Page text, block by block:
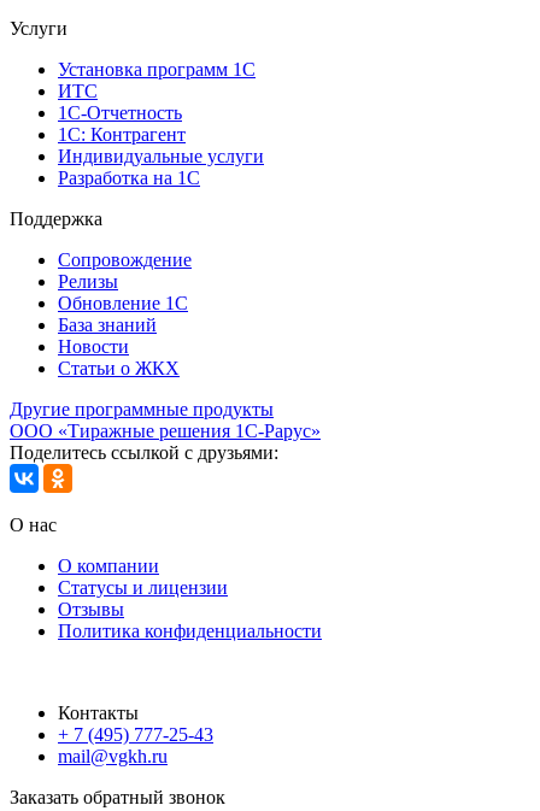
Услуги
Установка программ 1С
ИТС
1С-Отчетность
1С: Контрагент
Индивидуальные услуги
Разработка на 1С
Поддержка
Сопровождение
Релизы
Обновление 1С
База знаний
Новости
Статьи о ЖКХ
Другие программные продукты
ООО «Тиражные решения 1С-Рарус»
Поделитесь ссылкой с друзьями:
О нас
О компании
Статусы и лицензии
Отзывы
Политика конфиденциальности
Контакты
+ 7 (495) 777-25-43
mail@vgkh.ru
Заказать обратный звонок